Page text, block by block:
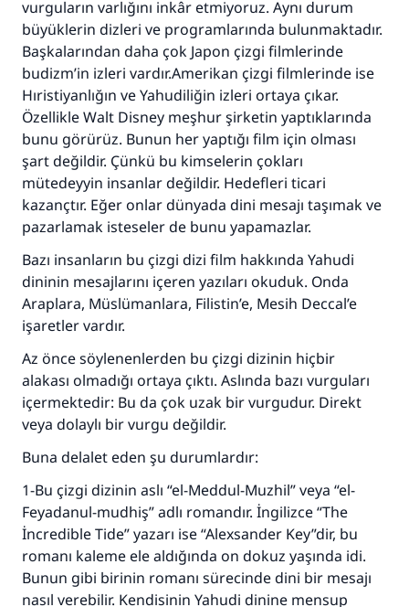
vurguların varlığını inkâr etmiyoruz. Aynı durum
büyüklerin dizleri ve programlarında bulunmaktadır.
Başkalarından daha çok Japon çizgi filmlerinde
budizm’in izleri vardır.Amerikan çizgi filmlerinde ise
Hıristiyanlığın ve Yahudiliğin izleri ortaya çıkar.
Özellikle Walt Disney meşhur şirketin yaptıklarında
bunu görürüz. Bunun her yaptığı film için olması
şart değildir. Çünkü bu kimselerin çokları
mütedeyyin insanlar değildir. Hedefleri ticari
kazançtır. Eğer onlar dünyada dini mesajı taşımak ve
pazarlamak isteseler de bunu yapamazlar.
Bazı insanların bu çizgi dizi film hakkında Yahudi
dininin mesajlarını içeren yazıları okuduk. Onda
Araplara, Müslümanlara, Filistin’e, Mesih Deccal’e
işaretler vardır.
Az önce söylenenlerden bu çizgi dizinin hiçbir
alakası olmadığı ortaya çıktı. Aslında bazı vurguları
içermektedir: Bu da çok uzak bir vurgudur. Direkt
veya dolaylı bir vurgu değildir.
Buna delalet eden şu durumlardır:
1-Bu çizgi dizinin aslı “el-Meddul-Muzhil” veya “el-
Feyadanul-mudhiş” adlı romandır. İngilizce “The
İncredible Tide” yazarı ise “Alexsander Key”dir, bu
romanı kaleme ele aldığında on dokuz yaşında idi.
Bunun gibi birinin romanı sürecinde dini bir mesajı
nasıl verebilir. Kendisinin Yahudi dinine mensup